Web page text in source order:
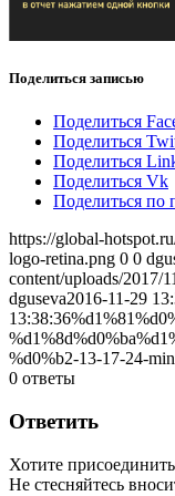
Поделиться записью
Поделиться
Поделиться
Поделиться
Поделиться Vk
Поделиться по
https://global-
logo-retina.png 0 0
content/uploads/2017/
dguseva2016-11-29
13:38:36
%d0%b2-13-17-24-min
0 ответы
Ответить
Хотите
Не стесняйтесь